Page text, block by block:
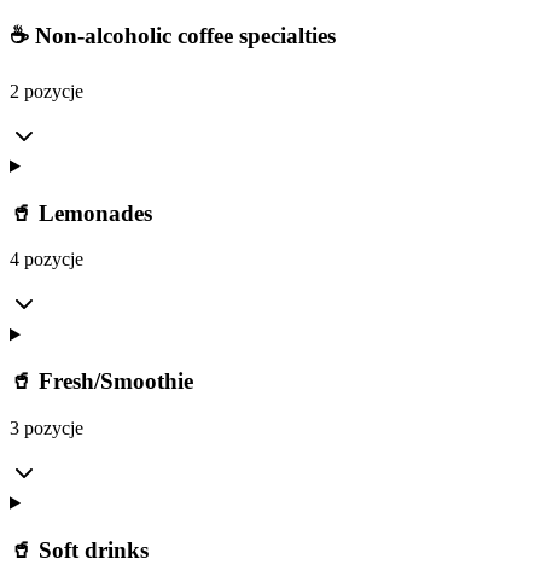
☕ Non-alcoholic coffee specialties
2 pozycje
🥤 Lemonades
4 pozycje
🥤 Fresh/Smoothie
3 pozycje
🥤 Soft drinks